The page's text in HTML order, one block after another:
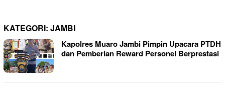
KATEGORI: JAMBI
Kapolres Muaro Jambi Pimpin Upacara PTDH
dan Pemberian Reward Personel Berprestasi